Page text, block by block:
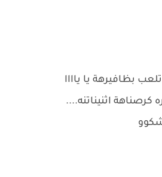
بظافيرهة يا ياااا
اثنيناتنه....